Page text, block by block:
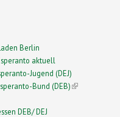
Berlin
aktuell
Jugend (DEJ)
Bund (DEB)(link is external)
DEB/ DEJ